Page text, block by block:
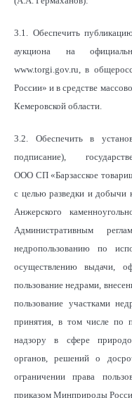
3.1. Обеспечить
аукциона на
www.torgi.gov.ru, в
России» и в средстве
Кемеровской области.
3.2. Обеспечить в
подписание),
ООО СП «Барзасское
с целью разведки и добычи
Анжерского
Административным
недропользованию по
осуществлению выдачи,
пользование недрами,
пользование участками
принятия, в том числе по
надзору в сфере
органов, решений о
ограничении права
приказом Минприроды